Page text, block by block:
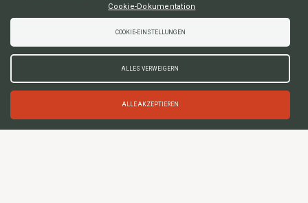
AVOCATS.BE
Ordre des barreaux francophones
Déclaration vie privée DP-A Access
Déclaration vie privée DP-A Sign
Cookie-Dokumentation
COOKIE-EINSTELLUNGEN
ALLES VERWEIGERN
ALLE AKZEPTIEREN